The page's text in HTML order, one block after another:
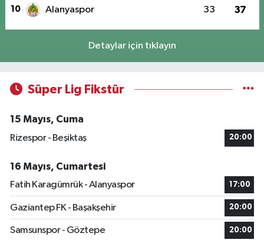
10 Alanyaspor 33 37
Detaylar için tıklayın
Süper Lig Fikstür
15 Mayıs, Cuma
Rizespor - Beşiktaş
20:00
16 Mayıs, Cumartesi
Fatih Karagümrük - Alanyaspor
17:00
Gaziantep FK - Başakşehir 20:00
Samsunspor - Göztepe 20:00